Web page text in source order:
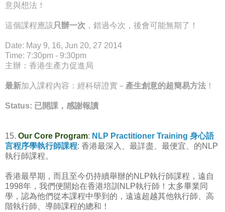
意與想法！
這個課程應該只辦一次 ，錯過今次，後會可能無期了！
Date: May 9, 16, Jun 20, 27 2014
Time: 7:30pm - 9:30pm
主辦：香港生產力促進局
最新加入課程內容： 經科研證實－ 產生創意的超簡易方法 ！
Status: 已開課，感謝報讀
15. Our Core Program: NLP Practitioner Training 身心語
言程序學執行師課程: 香港最深入、最詳盡、最便宜、的NLP
執行師課程。
香港最早期，而且至今仍持續舉辦的NLP執行師課程，遠自
1998年，我們便開始在香港培訓NLP執行師！太多畢業同
學，認為他們從本課程中學到的，遠遠超越其他執行師、高
階執行師、導師課程的總和！